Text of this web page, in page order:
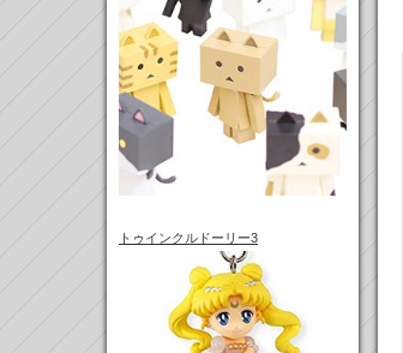
トゥインクルドーリー3